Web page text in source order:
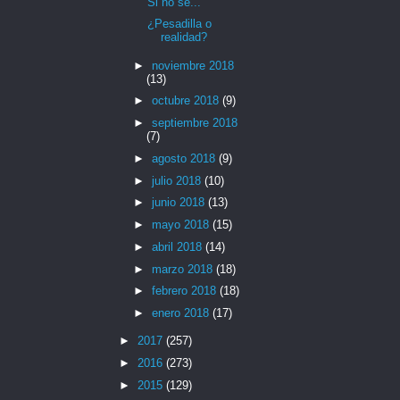
¿Pesadilla o
realidad?
► noviembre 2018
(13)
► octubre 2018 (9)
► septiembre 2018
(7)
► agosto 2018 (9)
► julio 2018 (10)
► junio 2018 (13)
► mayo 2018 (15)
► abril 2018 (14)
► marzo 2018 (18)
► febrero 2018 (18)
► enero 2018 (17)
► 2017 (257)
► 2016 (273)
► 2015 (129)